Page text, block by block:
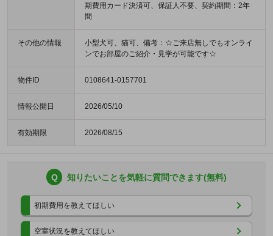
期費用カード決済可、保証人不要、契約期間：2年
間
その他の情報
小型犬可、猫可、備考：☆ご来店無しでもオンライ
ンでお部屋のご紹介・見学が可能です☆
物件ID 0108641-0157701
情報公開日 2026/05/10
有効期限 2026/08/15
Q 知りたいことを気軽に質問できます(無料)
初期費用を教えてほしい
空室状況を教えてほしい